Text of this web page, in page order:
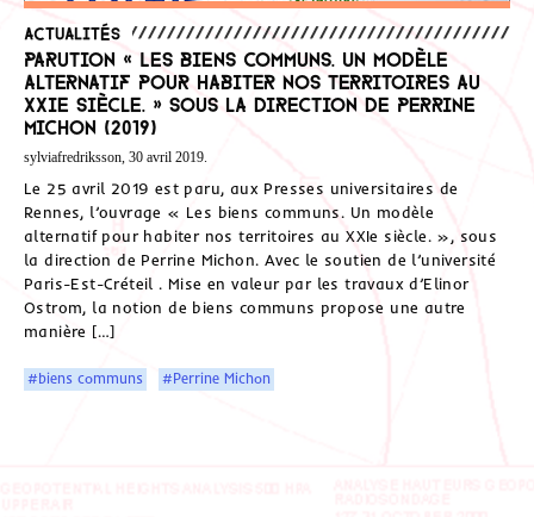
Actualités
Parution « Les biens communs. Un modèle
alternatif pour habiter nos territoires au
XXIe siècle. » Sous la direction de Perrine
Michon (2019)
sylviafredriksson, 30 avril 2019.
Le 25 avril 2019 est paru, aux Presses universitaires de
Rennes, l’ouvrage « Les biens communs. Un modèle
alternatif pour habiter nos territoires au XXIe siècle. », sous
la direction de Perrine Michon. Avec le soutien de l’université
Paris-Est-Créteil . Mise en valeur par les travaux d’Elinor
Ostrom, la notion de biens communs propose une autre
manière […]
#biens communs #Perrine Michon